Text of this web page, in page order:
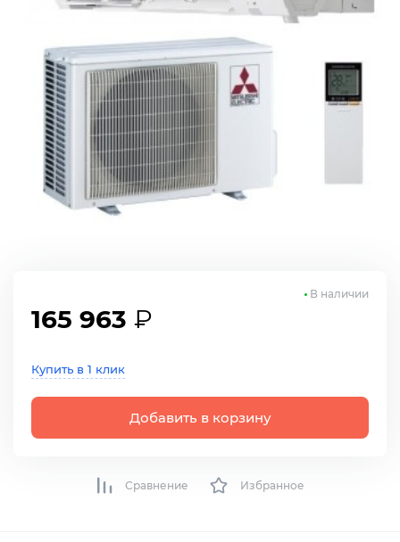
165 963 ₽
Купить в 1 клик
Добавить в корзину
В наличии
Сравнение Избранное